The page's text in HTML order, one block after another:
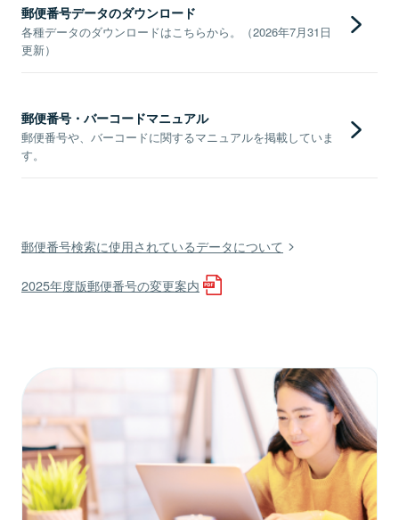
郵便番号データのダウンロード
各種データのダウンロードはこちらから。（2026年7月31日
更新）
郵便番号・バーコードマニュアル
郵便番号や、バーコードに関するマニュアルを掲載していま
す。
郵便番号検索に使用されているデータについて
2025年度版郵便番号の変更案内